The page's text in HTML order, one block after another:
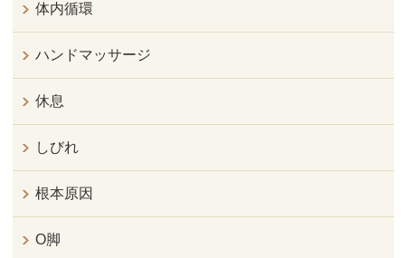
体内循環
ハンドマッサージ
休息
しびれ
根本原因
O脚